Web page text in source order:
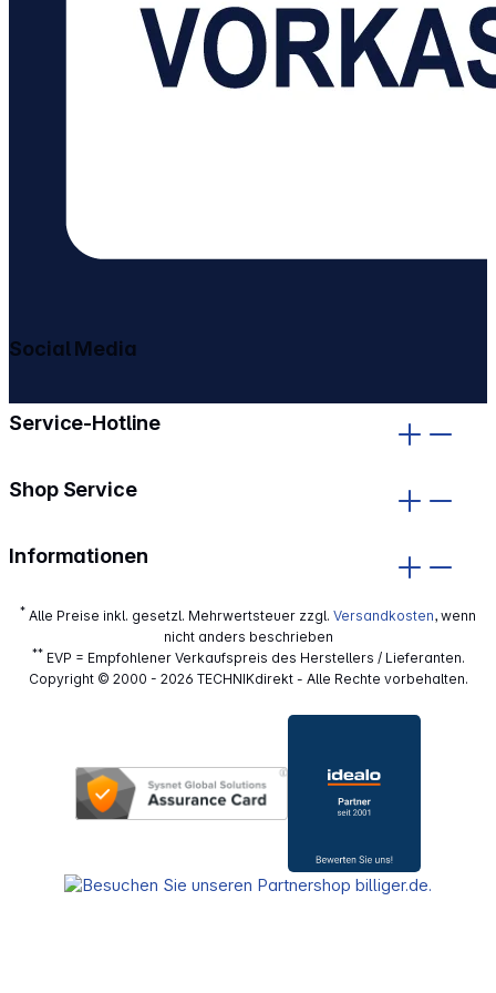
Service-Hotline
Shop Service
Informationen
Social Media
* Alle Preise inkl. gesetzl. Mehrwertsteuer zzgl. Versandkosten, wenn
nicht anders beschrieben
**EVP = Empfohlener Verkaufspreis des Herstellers / Lieferanten.
Copyright © 2000 - 2026 TECHNIKdirekt - Alle Rechte vorbehalten.